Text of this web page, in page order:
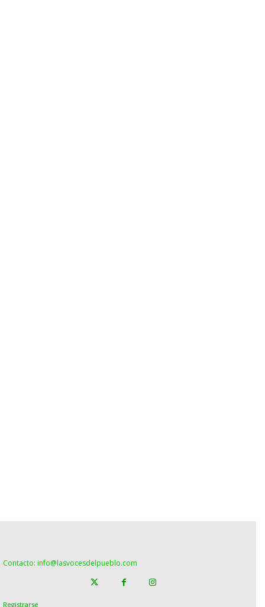
Contacto: info@lasvocesdelpueblo.com
Registrarse